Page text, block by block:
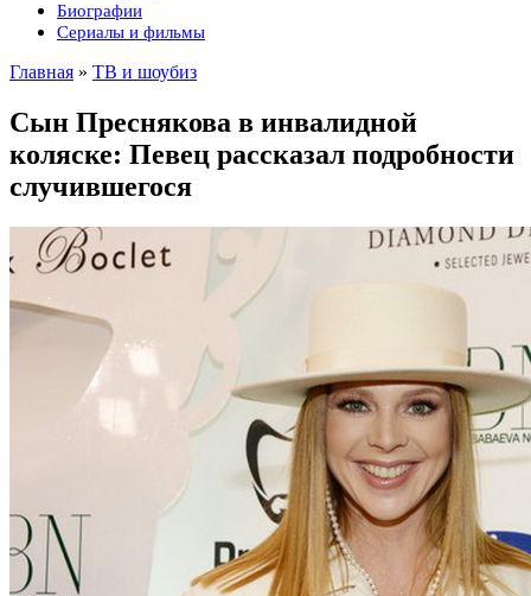
Биографии
Сериалы и фильмы
Главная » ТВ и шоубиз
Сын Преснякова в инвалидной
коляске: Певец рассказал подробности
случившегося